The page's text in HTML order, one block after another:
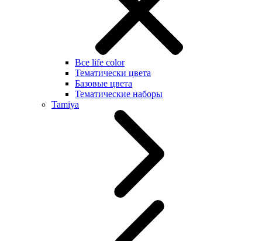
Все life color
Тематически цвета
Базовые цвета
Тематические наборы
Tamiya